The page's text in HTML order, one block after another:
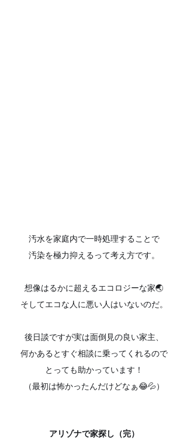
汚水を家庭内で一時処理することで
汚染を極力抑えるって考え方です。
想像はるかに超えるエコロジーな家🌏
そしてエコな人に悪い人はいないのだ。
後日談ですが実は面倒見の良い家主、
何かあるとすぐ相談に乗ってくれるので
とっても助かっています！
（最初は怖かったんだけどなぁ😂💦）
アリゾナで家探し（完）